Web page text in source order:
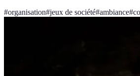
#organisation#jeux de société#ambiance#